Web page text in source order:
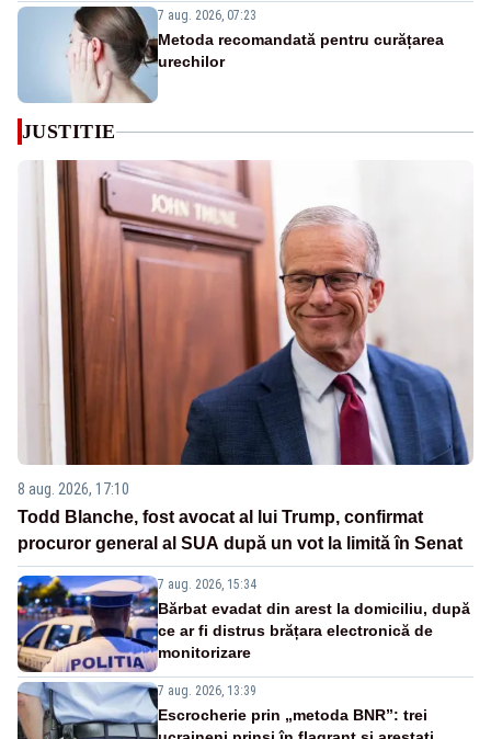
7 aug. 2026, 07:23
Metoda recomandată pentru curățarea
urechilor
JUSTITIE
8 aug. 2026, 17:10
Todd Blanche, fost avocat al lui Trump, confirmat
procuror general al SUA după un vot la limită în Senat
7 aug. 2026, 15:34
Bărbat evadat din arest la domiciliu, după
ce ar fi distrus brățara electronică de
monitorizare
7 aug. 2026, 13:39
Escrocherie prin „metoda BNR”: trei